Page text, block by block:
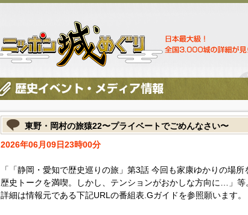
東野・岡村の旅猿22〜プライベートでごめんなさい〜
2026年06月09日23時00分
「「静岡・愛知で歴史巡りの旅」第3話 今回も家康ゆかりの場
歴史トークを満喫。しかし、テンションがおかしな方向に…」等
詳細は情報元である下記URLの番組表.Gガイドを参照願います。